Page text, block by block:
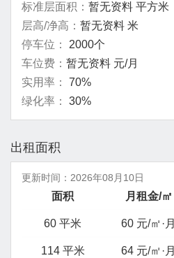
标准层面积： 暂无资料 平方米
层高/净高： 暂无资料 米
停车位：
2000个
车位费： 暂无资料 元/月
实用率：
70%
绿化率：
30%
出租面积
更新时间： 2026年08月10日
面积 月租金/㎡
60 平米 60 元/㎡·月
114 平米 64 元/㎡·月